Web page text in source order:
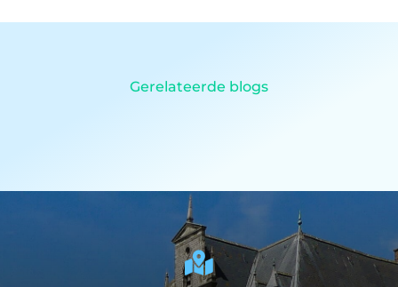
Gerelateerde blogs